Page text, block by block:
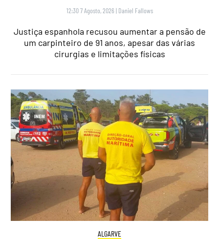
12:30 7 Agosto, 2026 | Daniel Fallows
Justiça espanhola recusou aumentar a pensão de
um carpinteiro de 91 anos, apesar das várias
cirurgias e limitações físicas
ALGARVE